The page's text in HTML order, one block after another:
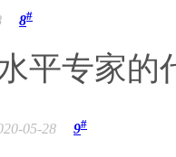
8#
平专家的
05-28 9#